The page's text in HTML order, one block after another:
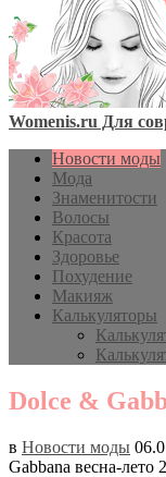
Womenis.ru Для
Новости моды
Мода
Знаменитости
Волосы
Красота
Здоровье
Похудение
Макияж
Калькуляторы
Dolce &
в Новости моды
Gabbana весна-лето